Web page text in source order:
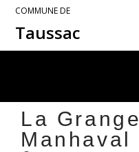
COMMUNE DE
Taussac
La
Manhaval